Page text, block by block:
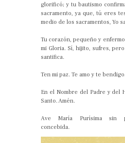
glorificó; y tu bautismo
sacramento, ya que, tú eres
medio de los sacramentos, Yo
Tu corazón, pequeño y
mi Gloria. Sí, hijito, sufres,
santifica.
Ten mi paz. Te amo y te
En el Nombre del Padre y del
Santo. Amén.
Ave María Purísima sin
concebida.